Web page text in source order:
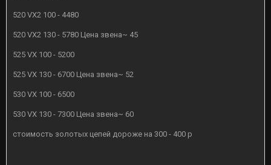
520 VX2 100 - 4480
520 VX2 130 - 5780 Цена звена~ 45
525 VX 100 - 5200
525 VX 130 - 6700 Цена звена~ 52
530 VX 100 - 6500
530 VX 130 - 7300 Цена звена~ 60
стоимость золотых цепей дороже на 300 - 400 р